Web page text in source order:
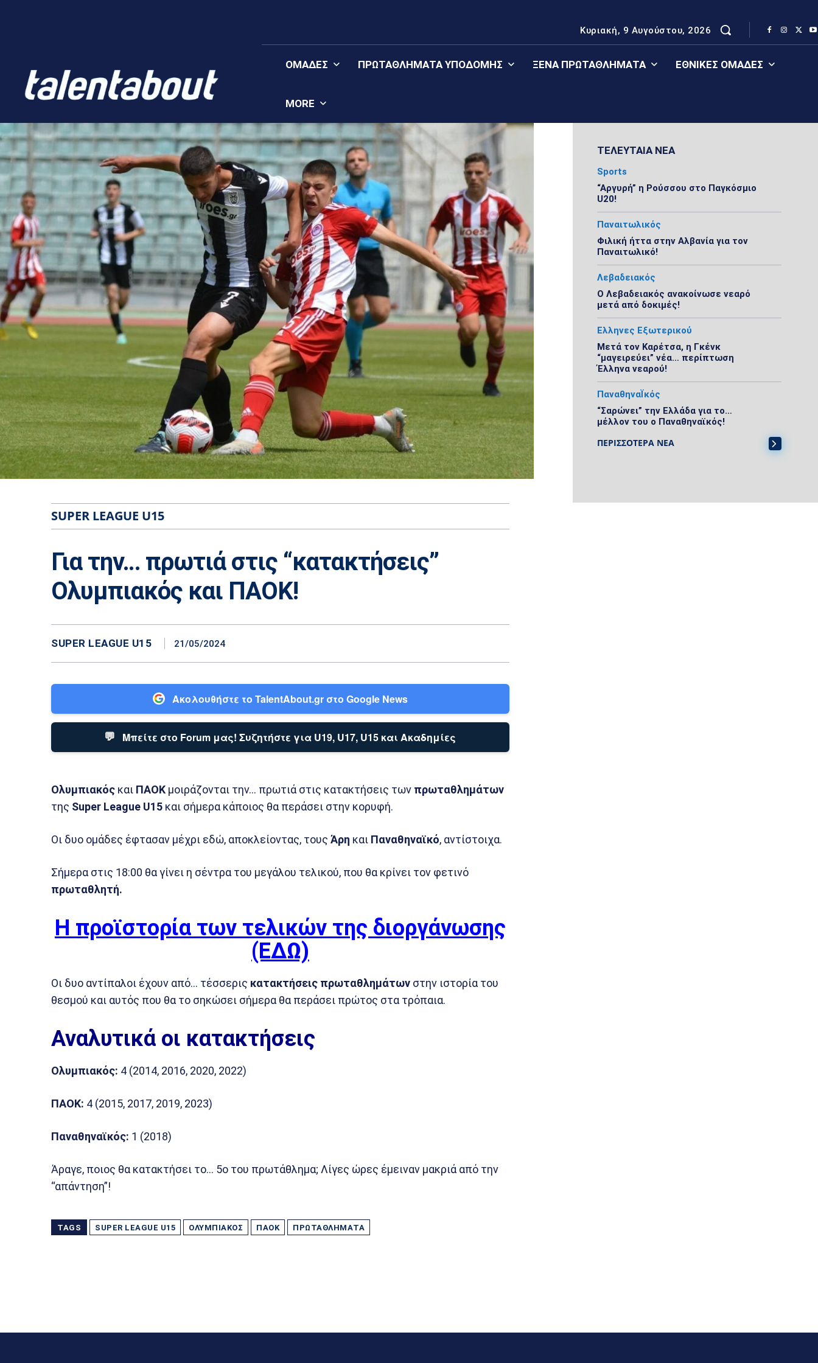
Κυριακή, 9 Αυγούστου, 2026
ΟΜΆΔΕΣ ΠΡΩΤΑΘΛΉΜΑΤΑ YΠΟΔΟΜΉΣ ΞΈΝΑ ΠΡΩΤΑΘΛΉΜΑΤΑ ΕΘΝΙΚΈΣ ΟΜΆΔΕΣ
MORE
SUPER LEAGUE U15
Για την… πρωτιά στις “κατακτήσεις”
Ολυμπιακός και ΠΑΟΚ!
SUPER LEAGUE U15 21/05/2024
Ακολουθήστε το TalentAbout.gr στο Google News
💬 Μπείτε στο Forum μας! Συζητήστε για U19, U17, U15 και Ακαδημίες
Ολυμπιακός και ΠΑΟΚ μοιράζονται την… πρωτιά στις κατακτήσεις των πρωταθλημάτων
της Super League U15 και σήμερα κάποιος θα περάσει στην κορυφή.
Οι δυο ομάδες έφτασαν μέχρι εδώ, αποκλείοντας, τους Άρη και Παναθηναϊκό, αντίστοιχα.
Σήμερα στις 18:00 θα γίνει η σέντρα του μεγάλου τελικού, που θα κρίνει τον φετινό
πρωταθλητή.
Η προϊστορία των τελικών της διοργάνωσης
(ΕΔΩ)
Οι δυο αντίπαλοι έχουν από… τέσσερις κατακτήσεις πρωταθλημάτων στην ιστορία του
θεσμού και αυτός που θα το σηκώσει σήμερα θα περάσει πρώτος στα τρόπαια.
Αναλυτικά οι κατακτήσεις
Ολυμπιακός: 4 (2014, 2016, 2020, 2022)
ΠΑΟΚ: 4 (2015, 2017, 2019, 2023)
Παναθηναϊκός: 1 (2018)
Άραγε, ποιος θα κατακτήσει το… 5ο του πρωτάθλημα; Λίγες ώρες έμειναν μακριά από την
“απάντηση”!
TAGS SUPER LEAGUE U15 ΟΛΥΜΠΙΑΚΌΣ ΠΑΟΚ ΠΡΩΤΑΘΛΉΜΑΤΑ
ΤΕΛΕΥΤΑΙΑ ΝΕΑ
Sports
“Αργυρή” η Ρούσσου στο Παγκόσμιο
U20!
Παναιτωλικός
Φιλική ήττα στην Αλβανία για τον
Παναιτωλικό!
Λεβαδειακός
Ο Λεβαδειακός ανακοίνωσε νεαρό
μετά από δοκιμές!
Ελληνες Εξωτερικού
Μετά τον Καρέτσα, η Γκένκ
“μαγειρεύει” νέα… περίπτωση
Έλληνα νεαρού!
ΠαναθηναΪκός
“Σαρώνει” την Ελλάδα για το…
μέλλον του ο Παναθηναϊκός!
ΠΕΡΙΣΣΟΤΕΡΑ ΝΕΑ